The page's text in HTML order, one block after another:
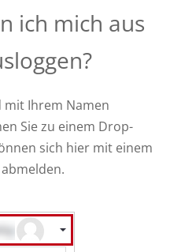
ich mich aus
mit Ihrem Namen
Sie zu einem Drop-
sich hier mit einem